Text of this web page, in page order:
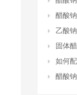
如何